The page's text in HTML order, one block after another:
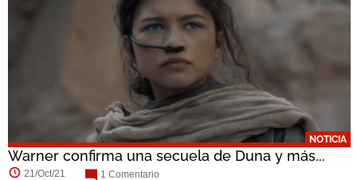
NOTICIA
Warner confirma una secuela de Duna y más...
21/Oct/21 1 Comentario